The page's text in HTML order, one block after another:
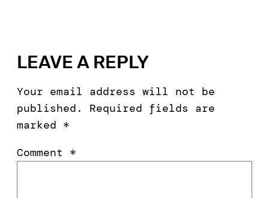
LEAVE A REPLY
Your email address will not be
published.
Required fields are
marked *
Comment *